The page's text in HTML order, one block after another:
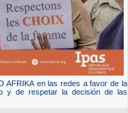
AFRIKA en las redes a favor de la
y de respetar la decisión de las